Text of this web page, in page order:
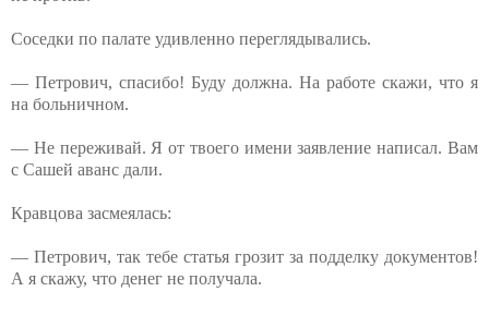
Соседки по палате удивленно переглядывались.
— Петрович, спасибо! Буду должна. На работе скажи, что я
на больничном.
— Не переживай. Я от твоего имени заявление написал. Вам
с Сашей аванс дали.
Кравцова засмеялась:
— Петрович, так тебе статья грозит за подделку документов!
А я скажу, что денег не получала.